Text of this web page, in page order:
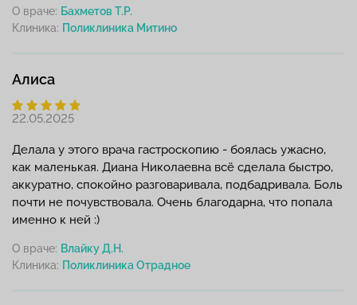
О враче: Бахметов Т.Р.
Клиника:
Алиса
22.05.2025
Делала у этого врача гастроскопию - боялась ужасно,
как маленькая. Диана Николаевна всё сделала быстро,
аккуратно, спокойно разговаривала, подбадривала. Боль
почти не почувствовала. Очень благодарна, что попала
именно к ней :)
О враче: Влайку Д.Н.
Клиника: